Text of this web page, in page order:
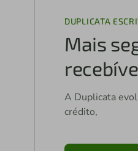
DUPLICATA
Mais
A Duplicata
crédito,